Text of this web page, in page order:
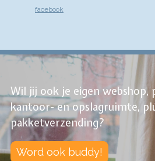
facebook
Wil jij ook je eigen webshop,
kantoor- en opslagruimte,
pakketverzending?
Word ook buddy!